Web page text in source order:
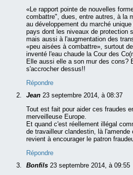
«Le rapport pointe de nouvelles
combattre", dues, entre autres, à la
au développement du marché
pays dont les niveaux de protection
mais aussi à l'augmentation des
«peu aisées à combattre», surtout
inventé l'eau chaude la Cour des
Elle aussi elle a son mur des cons?
s'accrocher dessus!!
Répondre
Jean 23 septembre 2014, à 08:37
Tout est fait pour aider ces fraudes
merveilleuse Europe.
Et quand c'est réellement illégal
de travailleur clandestin, là
revient à encourager le patron
Répondre
Bonfils 23 septembre 2014, à 09:55